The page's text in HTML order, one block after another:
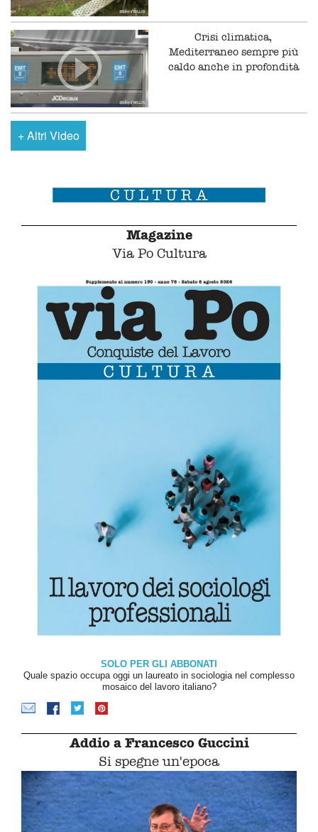
Crisi climatica,
Mediterraneo sempre più
caldo anche in profondità
+Altri Video
Magazine
Via Po Cultura
SOLO PER GLI ABBONATI
Quale spazio occupa oggi un laureato in sociologia nel complesso
mosaico del lavoro italiano?
Addio a Francesco Guccini
Si spegne un'epoca